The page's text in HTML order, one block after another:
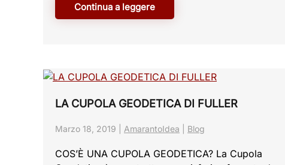
Continua a leggere
LA CUPOLA GEODETICA DI FULLER
Marzo 18, 2019 AmarantoIdea Blog
COS’È UNA CUPOLA GEODETICA? La Cupola